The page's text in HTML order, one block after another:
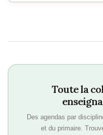
Toute la
Des agendas par
et du primaire.